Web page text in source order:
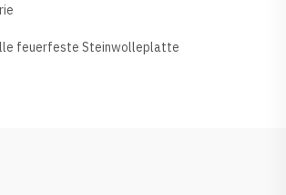
feuerfeste Steinwolleplatte